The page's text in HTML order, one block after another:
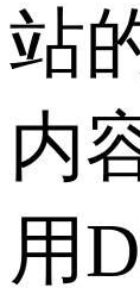
站
内
用